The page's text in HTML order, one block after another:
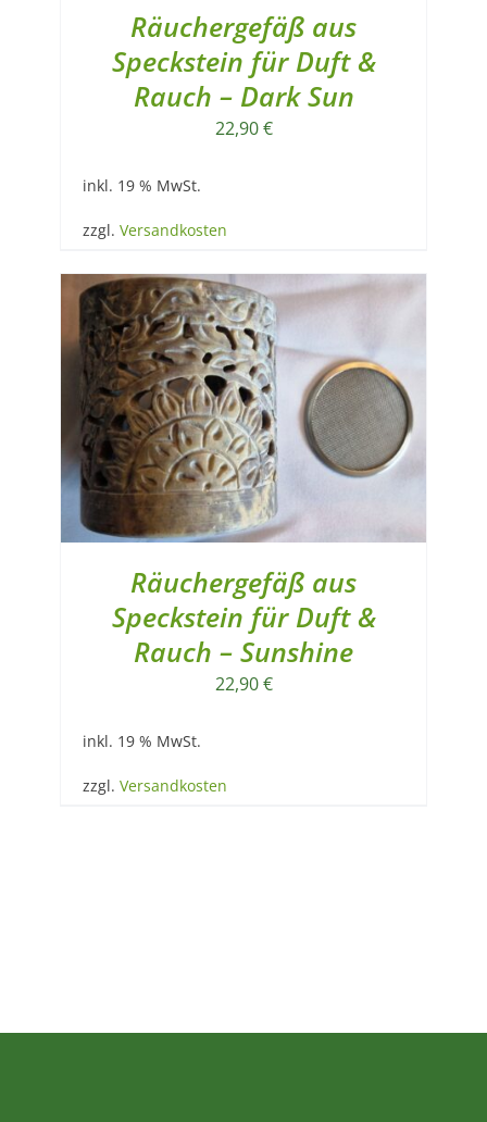
Räuchergefäß aus
Speckstein für Duft &
Rauch – Dark Sun
22,90€
inkl. 19 % MwSt.
zzgl. Versandkosten
Räuchergefäß aus
Speckstein für Duft &
Rauch – Sunshine
22,90€
inkl. 19 % MwSt.
zzgl. Versandkosten